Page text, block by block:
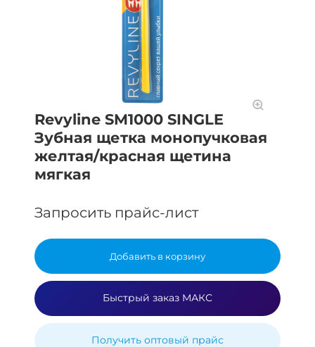
Revyline SM1000 SINGLE
Зубная щетка монопучковая
желтая/красная щетина
мягкая
Запросить прайс-лист
Добавить в корзину
Быстрый заказ МАКС
Получить оптовый прайс